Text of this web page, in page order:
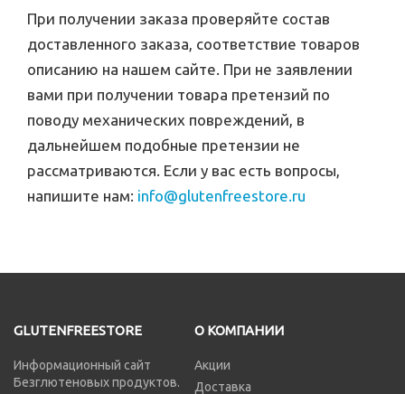
При получении заказа проверяйте состав
доставленного заказа, соответствие товаров
описанию на нашем сайте. При не заявлении
вами при получении товара претензий по
поводу механических повреждений, в
дальнейшем подобные претензии не
рассматриваются. Если у вас есть вопросы,
напишите нам: info@glutenfreestore.ru
GLUTENFREESTORE
Информационный сайт
Безглютеновых продуктов.
О КОМПАНИИ
Акции
Доставка